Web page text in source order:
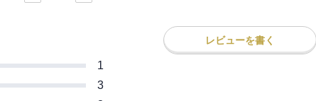
レビューを書く
1
3